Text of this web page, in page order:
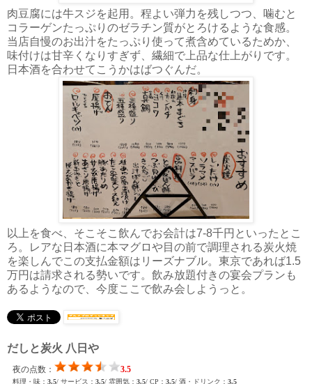
肉豆腐には牛スジを起用。程よい弾力を残しつつ、噛むと
コラーゲンたっぷりのゼラチン質がとろけるような食感。
当店自慢のお出汁をたっぷり使って煮含めているためか、
味付けは甘辛くなりすぎず、繊細で上品な仕上がりです。
日本酒を合わせてこうかはばつぐんだ。
以上を食べ、そこそこ飲んでお会計は7-8千円といったとこ
ろ。レアな日本酒に本マグロや目の前で調理される炭火焼
を楽しんでこの支払金額はリーズナブル。東京であれば1.5
万円は請求される勢いです。飲み放題付きの宴会プランも
あるようなので、今度ここで飲み会しようっと。
だしと炭火 八日や